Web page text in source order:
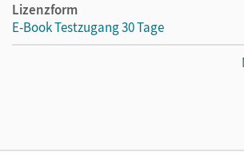
Lizenzform
E-Book Testzugang 30 Tage